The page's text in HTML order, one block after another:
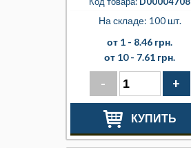
На складе: 100 шт.
от 1 - 8.46 грн.
от 10 - 7.61 грн.
- +
КУПИТЬ